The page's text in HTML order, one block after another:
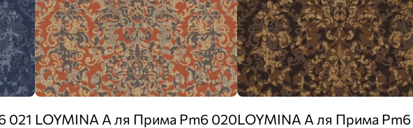
021 LOYMINA А ля Прима Pm6 020LOYMINA А ля Прима